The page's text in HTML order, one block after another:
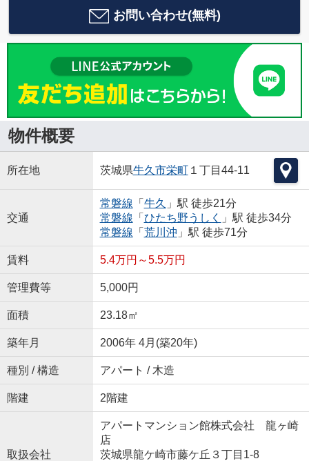
お問い合わせ(無料)
物件概要
所在地 茨城県牛久市栄町１丁目44-11
交通
常磐線 「 牛久 」駅 徒歩21分
常磐線 「 ひたち野うしく
」駅 徒歩34分
常磐線 「 荒川沖 」駅 徒歩71分
賃料 5.4万円～5.5万円
管理費等 5,000円
面積 23.18㎡
築年月 2006年 4月(築20年)
種別 / 構造 アパート / 木造
階建 2階建
取扱会社
アパートマンション館株式会社 龍ヶ崎
店
茨城県龍ケ崎市藤ケ丘３丁目1-8